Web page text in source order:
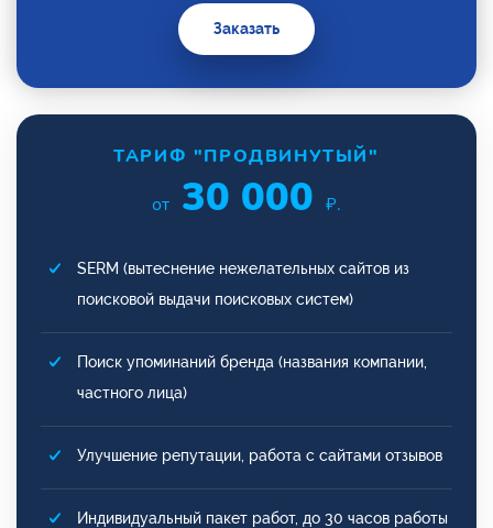
Заказать
ТАРИФ "ПРОДВИНУТЫЙ"
от 30 000 ₽.
SERM (вытеснение нежелательных сайтов из
поисковой выдачи поисковых систем)
Поиск упоминаний бренда (названия компании,
частного лица)
Улучшение репутации, работа с сайтами отзывов
Индивидуальный пакет работ, до 30 часов работы